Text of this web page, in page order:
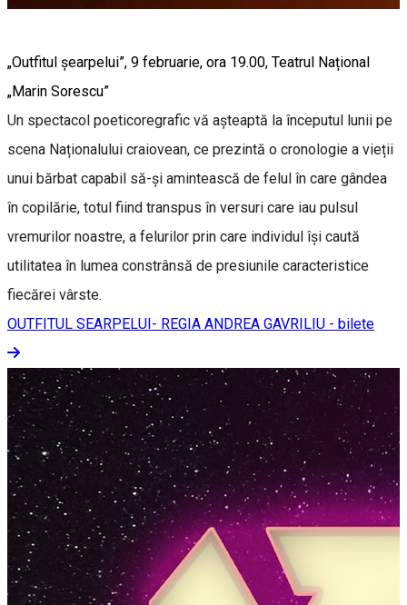
„Outfitul șearpelui”, 9 februarie, ora 19.00, Teatrul Național
„Marin Sorescu”
Un spectacol poeticoregrafic vă așteaptă la începutul lunii pe
scena Naționalului craiovean, ce prezintă o cronologie a vieții
unui bărbat capabil să-și amintească de felul în care gândea
în copilărie, totul fiind transpus în versuri care iau pulsul
vremurilor noastre, a felurilor prin care individul își caută
utilitatea în lumea constrânsă de presiunile caracteristice
fiecărei vârste.
OUTFITUL SEARPELUI- REGIA ANDREA GAVRILIU - bilete